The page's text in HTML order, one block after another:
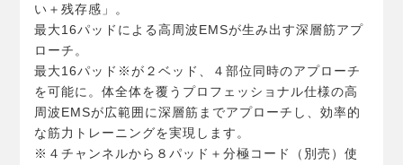
い＋残存感」。
最大16パッドによる高周波EMSが生み出す深層筋アプ
ローチ。
最大16パッド※が２ベッド、４部位同時のアプローチ
を可能に。体全体を覆うプロフェッショナル仕様の高
周波EMSが広範囲に深層筋までアプローチし、効率的
な筋力トレーニングを実現します。
※４チャンネルから８パッド＋分極コード（別売）使